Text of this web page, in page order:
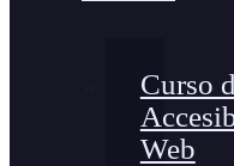
Curso
Web